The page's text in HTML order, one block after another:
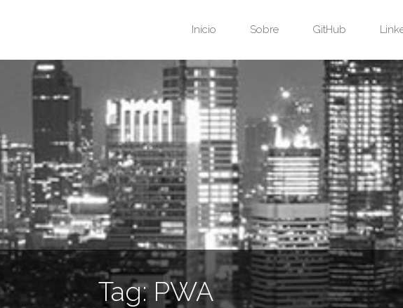
Início Sobre GitHub
Tag: PWA